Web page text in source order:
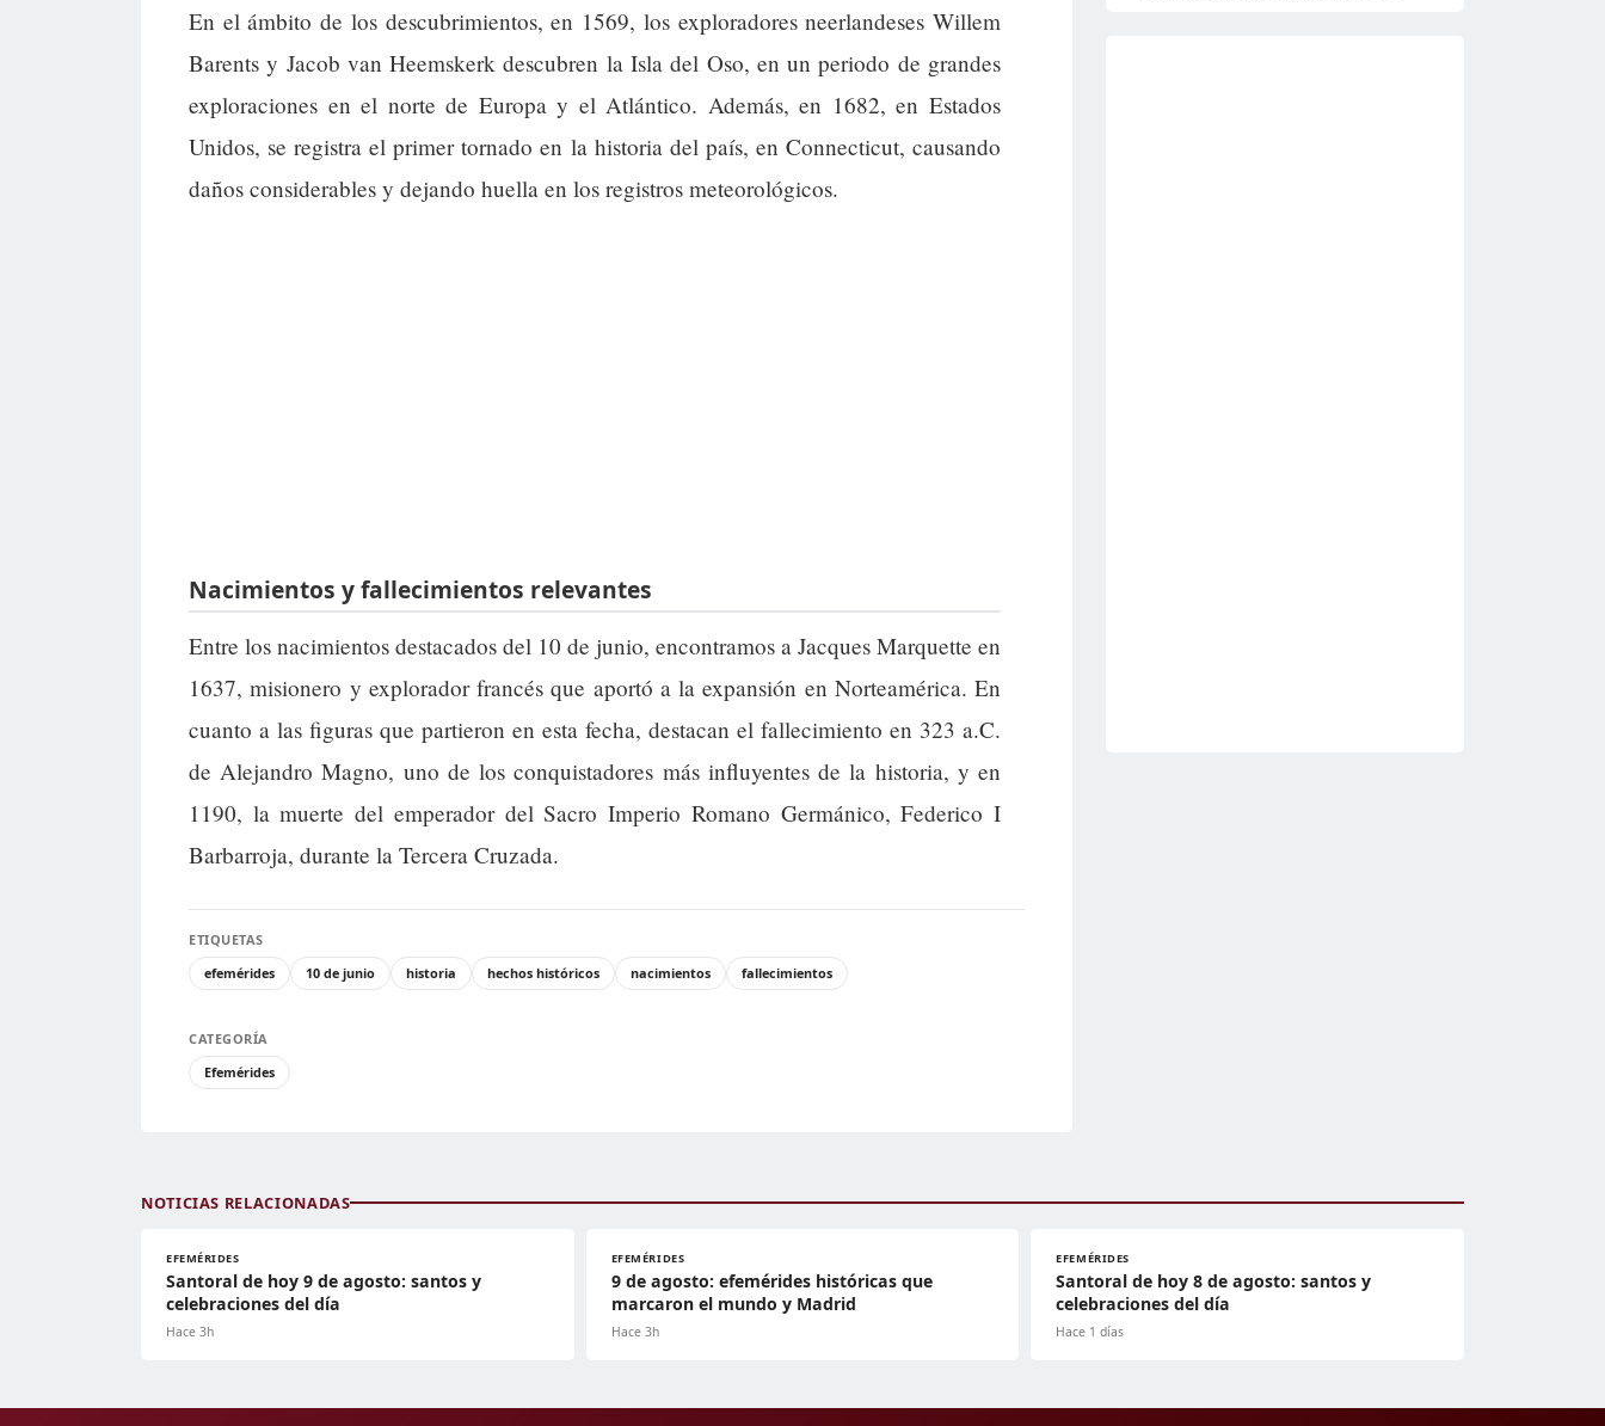
En el ámbito de los descubrimientos, en 1569, los exploradores neerlandeses Willem
Barents y Jacob van Heemskerk descubren la Isla del Oso, en un periodo de grandes
exploraciones en el norte de Europa y el Atlántico. Además, en 1682, en Estados
Unidos, se registra el primer tornado en la historia del país, en Connecticut, causando
daños considerables y dejando huella en los registros meteorológicos.
Nacimientos y fallecimientos relevantes
Entre los nacimientos destacados del 10 de junio, encontramos a Jacques Marquette en
1637, misionero y explorador francés que aportó a la expansión en Norteamérica. En
cuanto a las figuras que partieron en esta fecha, destacan el fallecimiento en 323 a.C.
de Alejandro Magno, uno de los conquistadores más influyentes de la historia, y en
1190, la muerte del emperador del Sacro Imperio Romano Germánico, Federico I
Barbarroja, durante la Tercera Cruzada.
ETIQUETAS
efemérides
10 de junio historia hechos históricos nacimientos fallecimientos
CATEGORÍA
Efemérides
NOTICIAS RELACIONADAS
EFEMÉRIDES
Santoral de hoy 9 de agosto: santos y
celebraciones del día
Hace 3h
EFEMÉRIDES
9 de agosto: efemérides históricas que
marcaron el mundo y Madrid
Hace 3h
EFEMÉRIDES
Santoral de hoy 8 de agosto: santos y
celebraciones del día
Hace 1 días